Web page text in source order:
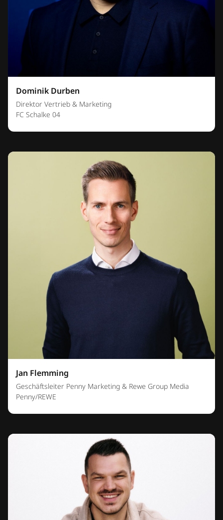
Dominik Durben
Direktor Vertrieb & Marketing
FC Schalke 04
Jan Flemming
Geschäftsleiter Penny Marketing & Rewe Group Media
Penny/REWE